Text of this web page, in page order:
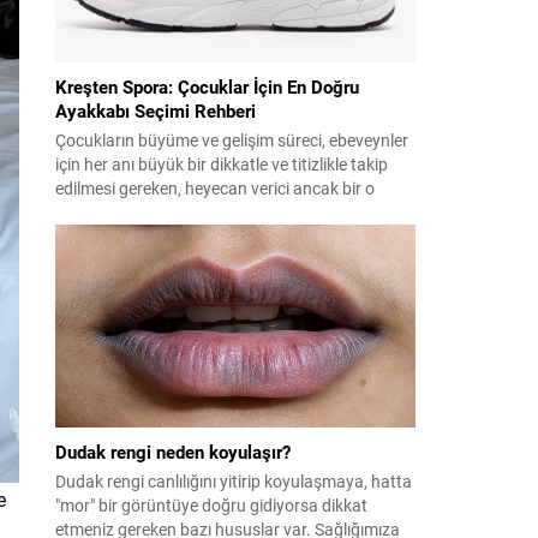
Kreşten Spora: Çocuklar İçin En Doğru
Ayakkabı Seçimi Rehberi
Çocukların büyüme ve gelişim süreci, ebeveynler
için her anı büyük bir dikkatle ve titizlikle takip
edilmesi gereken, heyecan verici ancak bir o
serüvendir. Bu süreçte çocukların
beslenmesinden uyku düzenine, eğitiminden
psikolojik gelişimine kadar pek çok detaya özen
gösterilirken, fiziksel gelişimin en temel yapı...
Dudak rengi neden koyulaşır?
Dudak rengi canlılığını yitirip koyulaşmaya, hatta
"mor" bir görüntüye doğru gidiyorsa dikkat
etmeniz gereken bazı hususlar var. Sağlığımıza